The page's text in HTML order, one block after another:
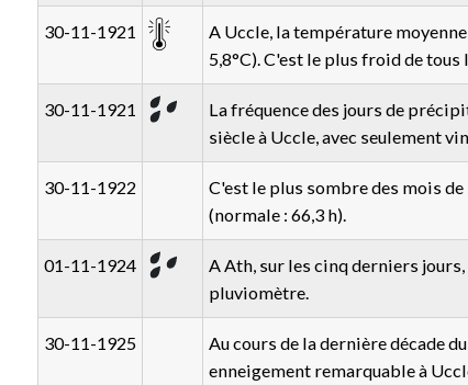
30-11-1921
A Uccle, la température
5,8°C). C'est le plus froid de
30-11-1921
La fréquence des jours de
siècle à Uccle, avec seulement
30-11-1922
C'est le plus sombre des mois
(normale : 66,3 h).
01-11-1924
A Ath, sur les cinq derniers
pluviomètre.
30-11-1925
Au cours de la dernière décade
enneigement remarquable à